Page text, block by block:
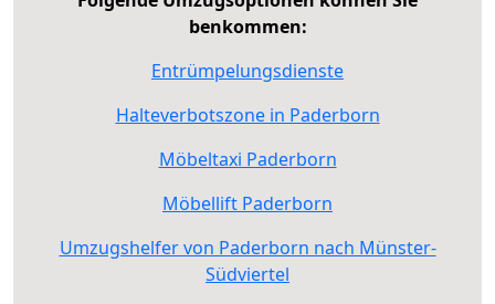
benkommen:
Entrümpelungsdienste
Halteverbotszone in Paderborn
Möbeltaxi Paderborn
Möbellift Paderborn
Umzugshelfer von Paderborn nach Münster-
Südviertel